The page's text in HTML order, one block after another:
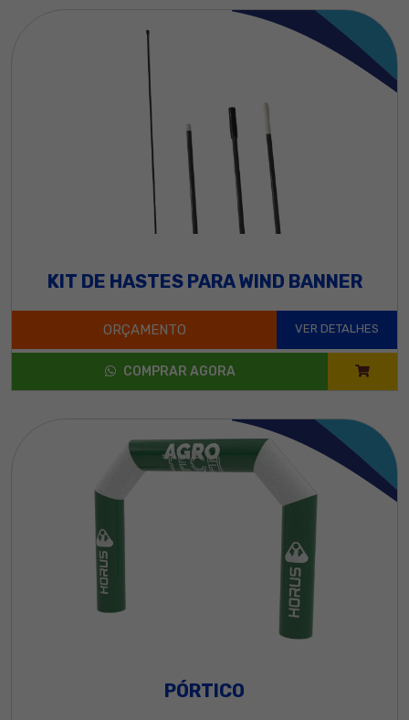
KIT DE HASTES PARA WIND BANNER
ORÇAMENTO VER DETALHES
COMPRAR AGORA
PÓRTICO